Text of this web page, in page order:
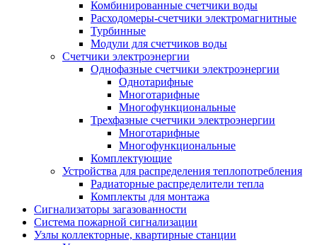
Комбинированные счетчики воды
Расходомеры-счетчики электромагнитные
Турбинные
Модули для счетчиков воды
Счетчики электроэнергии
Однофазные счетчики электроэнергии
Однотарифные
Многотарифные
Многофункциональные
Трехфазные счетчики электроэнергии
Многотарифные
Многофункциональные
Комплектующие
Устройства для распределения теплопотребления
Радиаторные распределители тепла
Комплекты для монтажа
Сигнализаторы загазованности
Система пожарной сигнализации
Узлы коллекторные, квартирные станции